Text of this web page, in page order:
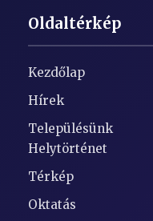
Oldaltérkép
Kezdőlap
Hírek
Településünk
Helytörténet
Térkép
Oktatás